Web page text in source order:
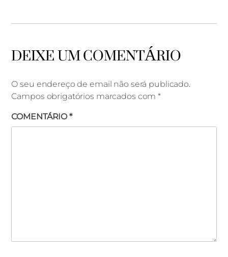
DEIXE UM COMENTÁRIO
O seu endereço de email não será publicado.
Campos obrigatórios marcados com*
COMENTÁRIO*